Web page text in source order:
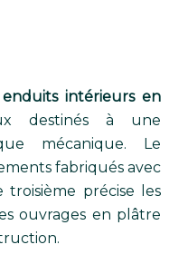
enduits intérieurs en
destinés à une
mécanique. Le
fabriqués avec
troisième précise les
ouvrages en plâtre